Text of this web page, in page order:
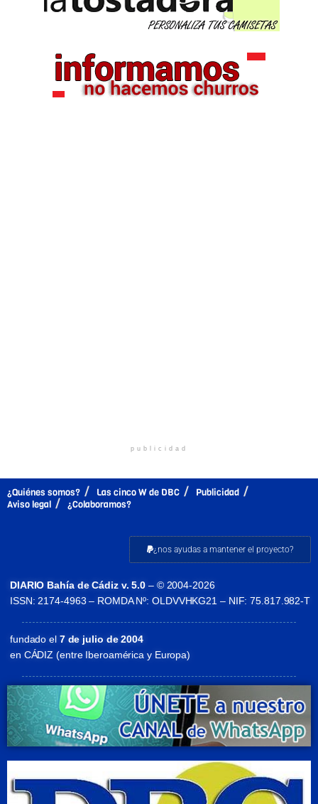
publicidad
¿Quiénes somos? Las cinco W de DBC
Publicidad
Aviso legal
¿Colaboramos?
¿nos ayudas a mantener el proyecto?
DIARIO Bahía de Cádiz v. 5.0 – © 2004-2026
ISSN: 2174-4963 – ROMDA Nº: OLDVVHKG21 – NIF: 75.817.982-T
fundado el7 de julio de 2004
en CÁDIZ (entre Iberoamérica y Europa)